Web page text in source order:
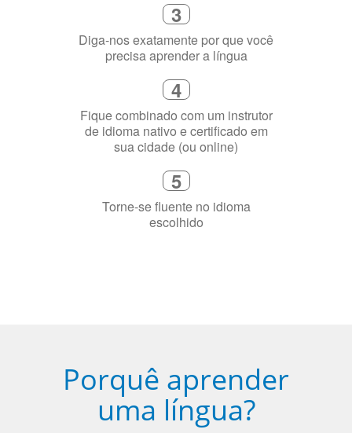
3
Diga-nos exatamente por que você
precisa aprender a língua
4
Fique combinado com um instrutor
de idioma nativo e certificado em
sua cidade (ou online)
5
Torne-se fluente no idioma
escolhido
Porquê aprender
uma língua?